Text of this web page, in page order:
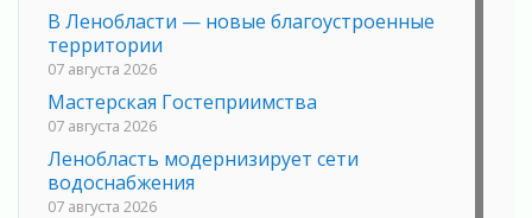
В Ленобласти — новые благоустроенные
территории
07 августа 2026
Мастерская Гостеприимства
07 августа 2026
Ленобласть модернизирует сети
водоснабжения
07 августа 2026